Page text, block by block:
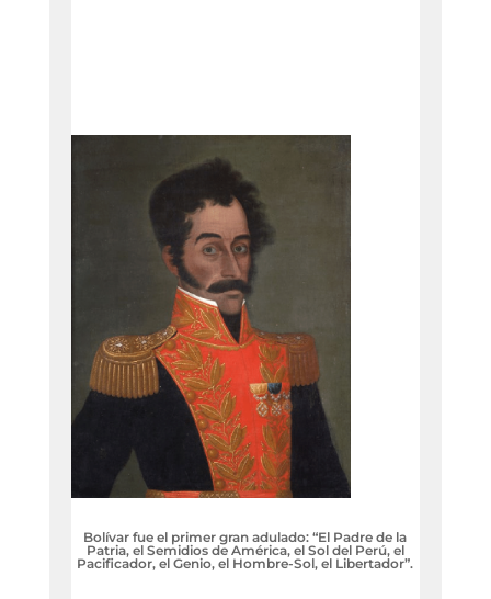
Bolívar fue el primer gran adulado: “El Padre de la
Patria, el Semidios de América, el Sol del Perú, el
Pacificador, el Genio, el Hombre-Sol, el Libertador”.